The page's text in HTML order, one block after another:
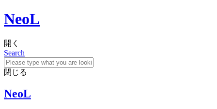
NeoL
開く
Search
閉じる
NeoL